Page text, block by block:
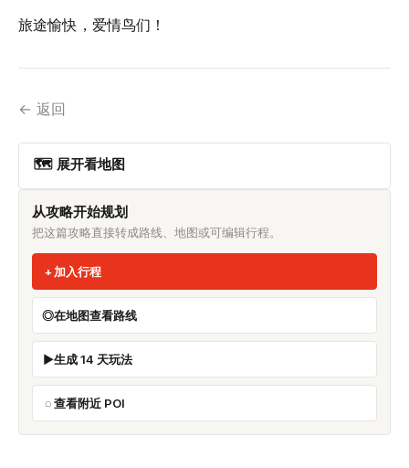
旅途愉快，爱情鸟们！
← 返回
🗺 展开看地图
从攻略开始规划
把这篇攻略直接转成路线、地图或可编辑行程。
加入行程
在地图查看路线
生成 14 天玩法
查看附近 POI